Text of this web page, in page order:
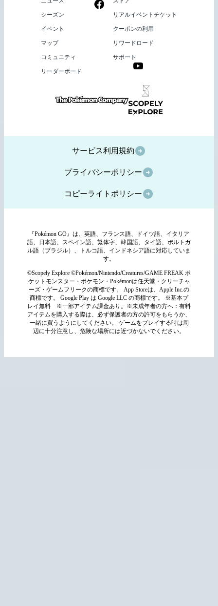
シーズン
イベント
マップ
コミュニティ
リーダーボード
リアルイベントチケット
クーポンの利用
リワードロード
サポート
サービス利用規約
プライバシーポリシー
コピーライトポリシー
『Pokémon GO』は、英語、フランス語、ドイツ語、イタリア
語、日本語、スペイン語、繁体字、韓国語、タイ語、ポルトガ
ル語（ブラジル）、トルコ語、インドネシア語に対応していま
す。
©Scopely Explore ©Pokémon/Nintendo/Creatures/GAME FREAK ポ
ケットモンスター・ポケモン・Pokémonは任天堂・クリーチャ
ーズ・ゲームフリークの商標です。 App Storeは、Apple Inc.の
商標です。 Google Play は Google LLC の商標です。 ※基本プ
レイ無料 ※一部アイテム課金あり。※未成年者の方へ：有料
アイテムを購入する際は、必ず保護者の方の許可をもらうか、
一緒に買うようにしてください。 ゲームをプレイする時は周
辺に十分注意し、危険な場所には近づかないでください。